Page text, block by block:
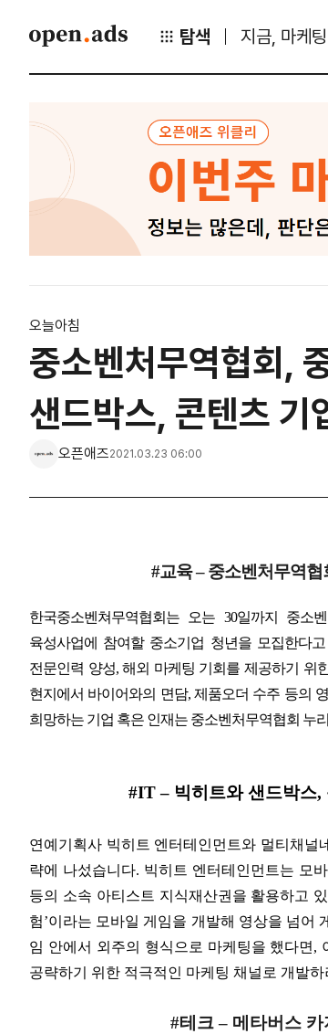
탐색 지금, 마케팅
오늘아침
중소벤처무역협회,
샌드박스, 콘텐츠 기
오픈애즈2021.03.23 06:00
#교육–중소벤처무역협
한국중소벤쳐무역협회는 오는 30일까지 중소
육성사업에 참여할 중소기업 청년을 모집한다
전문인력 양성,해외 마케팅 기회를 제공하기 위
현지에서 바이어와의 면담,제품오더 수주 등의
희망하는 기업 혹은 인재는 중소벤처무역협회 누
#IT – 빅히트와 샌드박스,
연예기획사 빅히트 엔터테인먼트와 멀티채
략에 나섰습니다. 빅히트 엔터테인먼트는 모
등의 소속 아티스트 지식재산권을 활용하고
험’이라는 모바일 게임을 개발해 영상을 넘어
임 안에서 외주의 형식으로 마케팅을 했다면,
공략하기 위한 적극적인 마케팅 채널로 개발
#테크– 메타버스